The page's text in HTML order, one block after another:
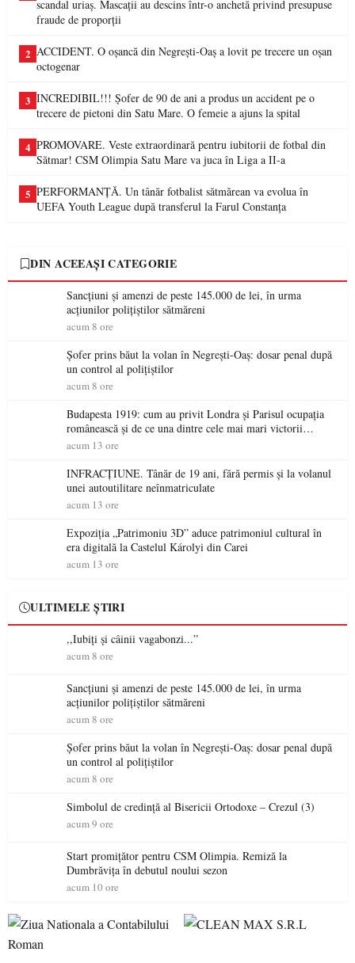
scandal uriaș. Mascații au descins într-o anchetă privind presupuse
fraude de proporții
2 ACCIDENT. O oșancă din Negrești-Oaș a lovit pe trecere un oșan
octogenar
3 INCREDIBIL!!! Șofer de 90 de ani a produs un accident pe o
trecere de pietoni din Satu Mare. O femeie a ajuns la spital
4 PROMOVARE. Veste extraordinară pentru iubitorii de fotbal din
Sătmar! CSM Olimpia Satu Mare va juca în Liga a II-a
5 PERFORMANȚĂ. Un tânăr fotbalist sătmărean va evolua în
UEFA Youth League după transferul la Farul Constanța
DIN ACEEAȘI CATEGORIE
Sancțiuni și amenzi de peste 145.000 de lei, în urma
acțiunilor polițiștilor sătmăreni
acum 8 ore
Șofer prins băut la volan în Negrești-Oaș: dosar penal după
un control al polițiștilor
acum 8 ore
Budapesta 1919: cum au privit Londra și Parisul ocupația
românească și de ce una dintre cele mai mari victorii
militare ale României a devenit o controversă diplomatică
acum 13 ore
INFRACȚIUNE. Tânăr de 19 ani, fără permis și la volanul
unei autoutilitare neînmatriculate
acum 13 ore
Expoziția „Patrimoniu 3D” aduce patrimoniul cultural în
era digitală la Castelul Károlyi din Carei
acum 13 ore
ULTIMELE ȘTIRI
,,Iubiți și câinii vagabonzi...”
acum 8 ore
Sancțiuni și amenzi de peste 145.000 de lei, în urma
acțiunilor polițiștilor sătmăreni
acum 8 ore
Șofer prins băut la volan în Negrești-Oaș: dosar penal după
un control al polițiștilor
acum 8 ore
Simbolul de credinţă al Bisericii Ortodoxe – Crezul (3)
acum 9 ore
Start promițător pentru CSM Olimpia. Remiză la
Dumbrăvița în debutul noului sezon
acum 10 ore